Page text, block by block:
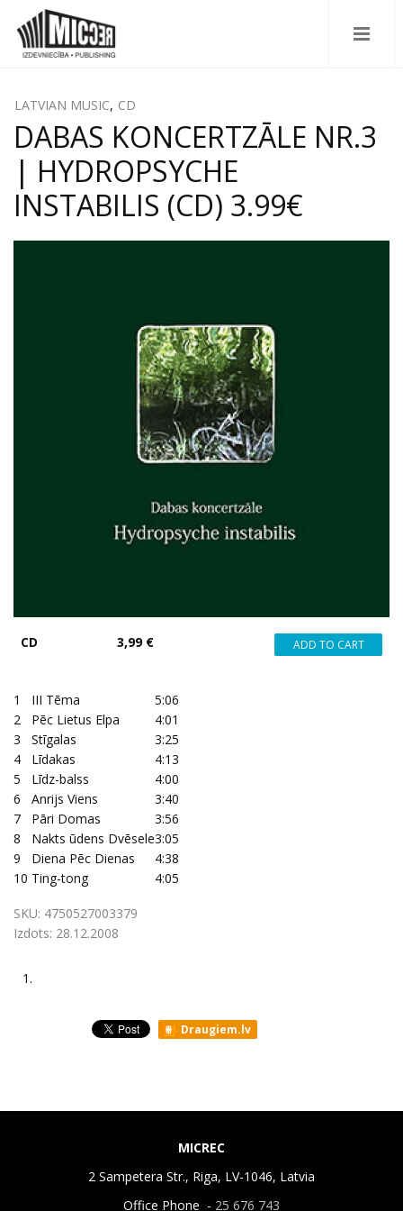
LATVIAN MUSIC, CD
DABAS KONCERTZĀLE NR.3
| HYDROPSYCHE
INSTABILIS (CD) 3.99€
CD 3,99 €
1 III Tēma
5:06
2
Pēc Lietus Elpa
4:01
3
Stīgalas
3:25
4
Līdakas
4:13
5
Līdz-balss
4:00
6
Anrijs Viens
3:40
7
Pāri Domas
3:56
8
Nakts ūdens Dvēsele3:05
9
Diena Pēc Dienas
4:38
10 Ting-tong 4:05
SKU: 4750527003379
Izdots: 28.12.2008
1.
Draugiem.lv
MICREC
2 Sampetera Str., Riga, LV-1046, Latvia
Office Phone - 25 676 743